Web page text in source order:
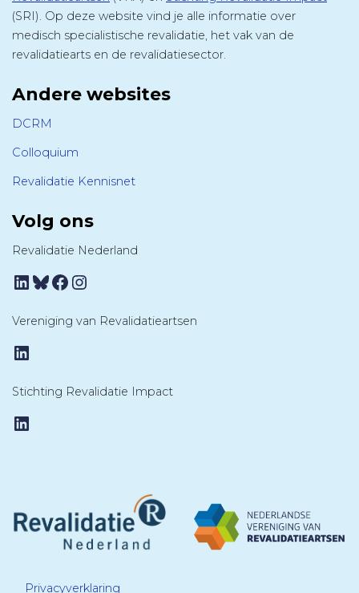
(SRI). Op deze website vind je alle informatie over
medisch specialistische revalidatie, het vak van de
revalidatiearts en de revalidatiesector.
Andere websites
DCRM
Colloquium
Revalidatie Kennisnet
Volg ons
Revalidatie Nederland
LinkedIn
Bluesky
Facebook
Instagram
Vereniging van Revalidatieartsen
LinkedIn
Stichting Revalidatie Impact
LinkedIn
Privacyverklaring